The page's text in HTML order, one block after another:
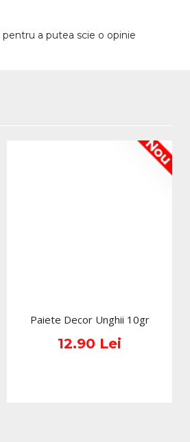
pentru a putea scie o opinie
Nou
Paiete Decor Unghii 10gr
12.90 Lei